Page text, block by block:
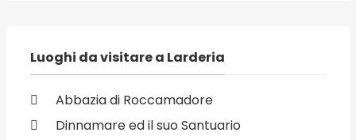
Luoghi da visitare a Larderia
Abbazia di Roccamadore
Dinnamare ed il suo Santuario